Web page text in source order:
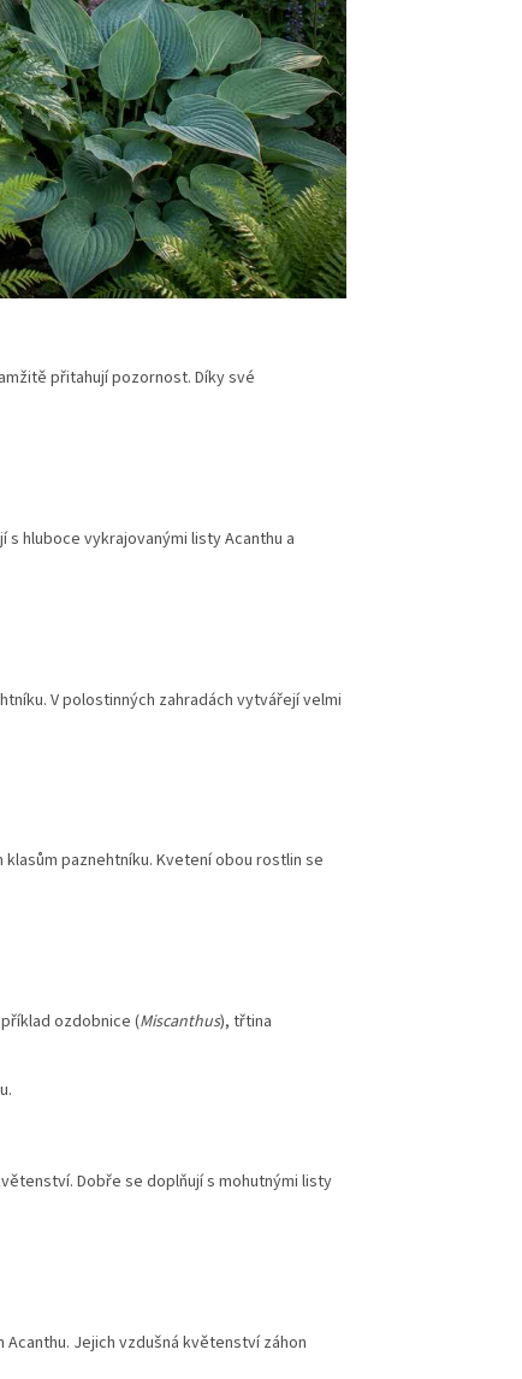
přitahují pozornost. Díky své
hluboce vykrajovanými listy Acanthu a
V polostinných zahradách vytvářejí velmi
paznehtníku. Kvetení obou rostlin se
ozdobnice (Miscanthus), třtina
Dobře se doplňují s mohutnými listy
Jejich vzdušná květenství záhon